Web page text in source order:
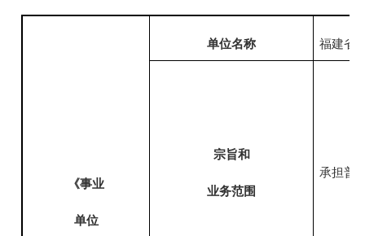
《事业
单位
单位名称 福建省
宗旨和
业务范围
承担普